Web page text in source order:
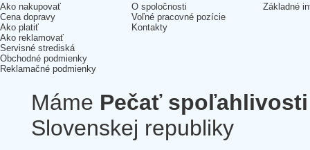
Ako nakupovať
Cena dopravy
Ako platiť
Ako reklamovať
Servisné strediská
Obchodné podmienky
Reklamačné podmienky
O spoločnosti
Voľné pracovné pozície
Kontakty
Základné
Máme Pečať spoľahlivosti
Slovenskej republiky